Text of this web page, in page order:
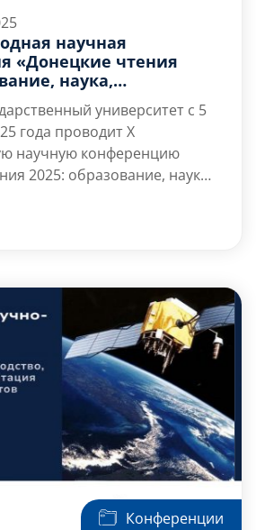
научная
«Донецкие чтения
наука,
и вызовы
университет с 5
года проводитX
научную конференцию
2025: образование, наука,
и научных контактов,
и культурной
профессионального
молодежи, углубление
сотрудников
научных […]
Конференции